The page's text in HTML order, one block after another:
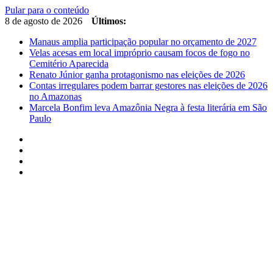
Pular para o conteúdo
8 de agosto de 2026
Últimos:
Manaus amplia participação popular no orçamento de 2027
Velas acesas em local impróprio causam focos de fogo no
Cemitério Aparecida
Renato Júnior ganha protagonismo nas eleições de 2026
Contas irregulares podem barrar gestores nas eleições de 2026
no Amazonas
Marcela Bonfim leva Amazônia Negra à festa literária em São
Paulo